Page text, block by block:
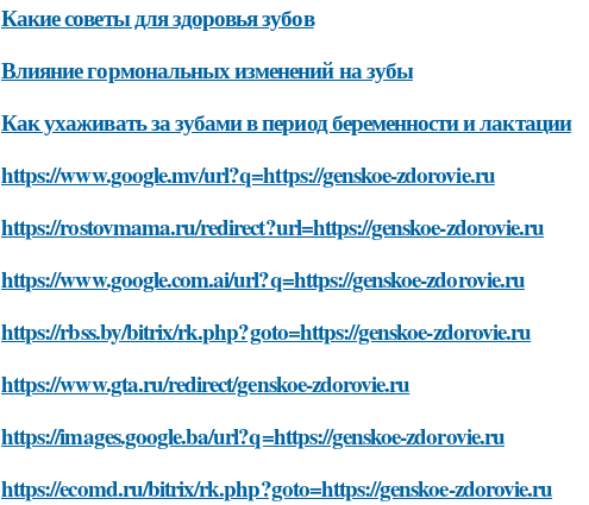
Какие советы для здоровья зубов
Влияние гормональных изменений на зубы
Как ухаживать за зубами в период беременности и лактации
https://www.google.mv/url?q=https://genskoe-zdorovie.ru
https://rostovmama.ru/redirect?url=https://genskoe-zdorovie.ru
https://www.google.com.ai/url?q=https://genskoe-zdorovie.ru
https://rbss.by/bitrix/rk.php?goto=https://genskoe-zdorovie.ru
https://www.gta.ru/redirect/genskoe-zdorovie.ru
https://images.google.ba/url?q=https://genskoe-zdorovie.ru
https://ecomd.ru/bitrix/rk.php?goto=https://genskoe-zdorovie.ru